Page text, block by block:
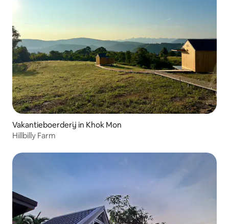
Vakantieboerderij in Khok Mon
Hillbilly Farm